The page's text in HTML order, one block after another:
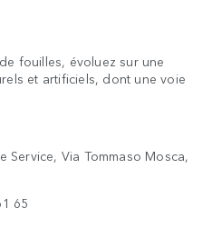
fouilles, évoluez sur une
et artificiels, dont une voie
Service, Via Tommaso Mosca,
65